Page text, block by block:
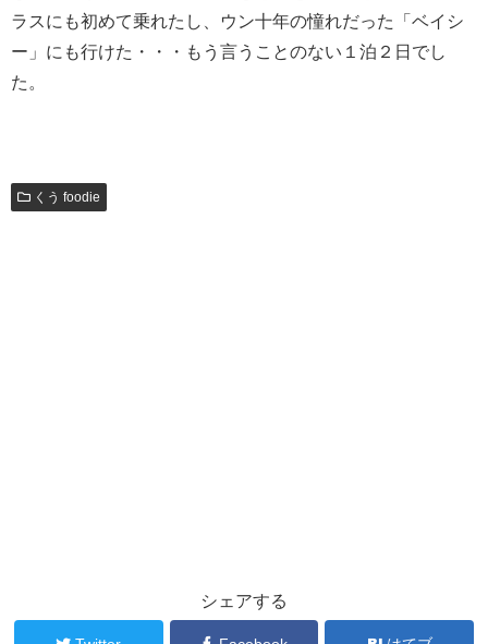
ラスにも初めて乗れたし、ウン十年の憧れだった「ベイシ
ー」にも行けた・・・もう言うことのない１泊２日でし
た。
くう foodie
シェアする